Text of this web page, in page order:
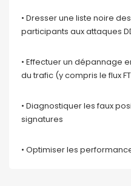
• Dresser une liste noire
participants aux attaques
• Effectuer un dépannage
du trafic (y compris le flux
• Diagnostiquer les faux
signatures
• Optimiser les